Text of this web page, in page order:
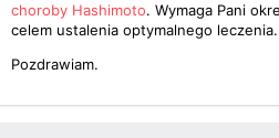
choroby Hashimoto. Wymaga Pani
celem ustalenia optymalnego leczenia.
Pozdrawiam.